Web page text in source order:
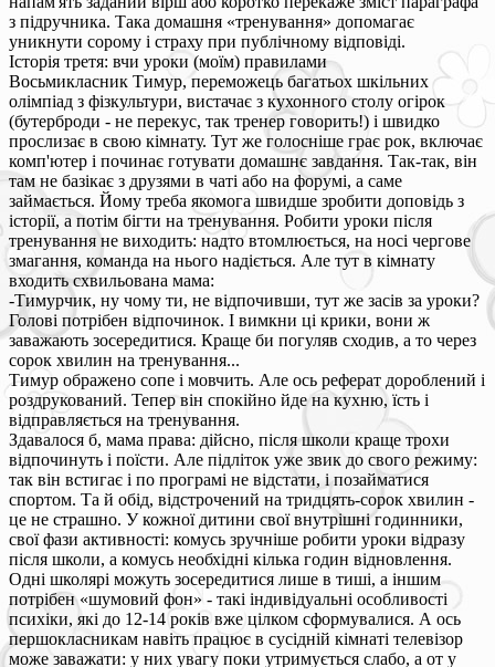
з підручника. Така домашня «тренування» допомагає
уникнути сорому і страху при публічному відповіді.
Історія третя: вчи уроки (моїм) правилами
Восьмикласник Тимур, переможець багатьох шкільних
олімпіад з фізкультури, вистачає з кухонного столу огірок
(бутерброди - не перекус, так тренер говорить!) і швидко
прослизає в свою кімнату. Тут же голосніше грає рок, включає
комп'ютер і починає готувати домашнє завдання. Так-так, він
там не базікає з друзями в чаті або на форумі, а саме
займається. Йому треба якомога швидше зробити доповідь з
історії, а потім бігти на тренування. Робити уроки після
тренування не виходить: надто втомлюється, на носі чергове
змагання, команда на нього надіється. Але тут в кімнату
входить схвильована мама:
-Тимурчик, ну чому ти, не відпочивши, тут же засів за уроки?
Голові потрібен відпочинок. І вимкни ці крики, вони ж
заважають зосередитися. Краще би погуляв сходив, а то через
сорок хвилин на тренування...
Тимур ображено сопе і мовчить. Але ось реферат дороблений і
роздрукований. Тепер він спокійно йде на кухню, їсть і
відправляється на тренування.
Здавалося б, мама права: дійсно, після школи краще трохи
відпочинуть і поїсти. Але підліток уже звик до свого режиму:
так він встигає і по програмі не відстати, і позайматися
спортом. Та й обід, відстрочений на тридцять-сорок хвилин -
це не страшно. У кожної дитини свої внутрішні годинники,
свої фази активності: комусь зручніше робити уроки відразу
після школи, а комусь необхідні кілька годин відновлення.
Одні школярі можуть зосередитися лише в тиші, а іншим
потрібен «шумовий фон» - такі індивідуальні особливості
психіки, які до 12-14 років вже цілком сформувалися. А ось
першокласникам навіть працює в сусідній кімнаті телевізор
може заважати: у них увагу поки утримується слабо, а от у